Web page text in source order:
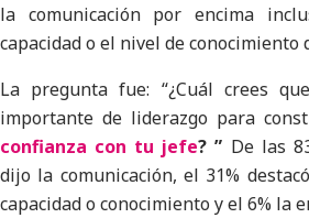
la comunicación por encima
capacidad o el nivel de conocimiento
La pregunta fue: “¿Cuál crees
importante de liderazgo para
confianza con tu jefe? ” De las
dijo la comunicación, el 31%
capacidad o conocimiento y el 6% la